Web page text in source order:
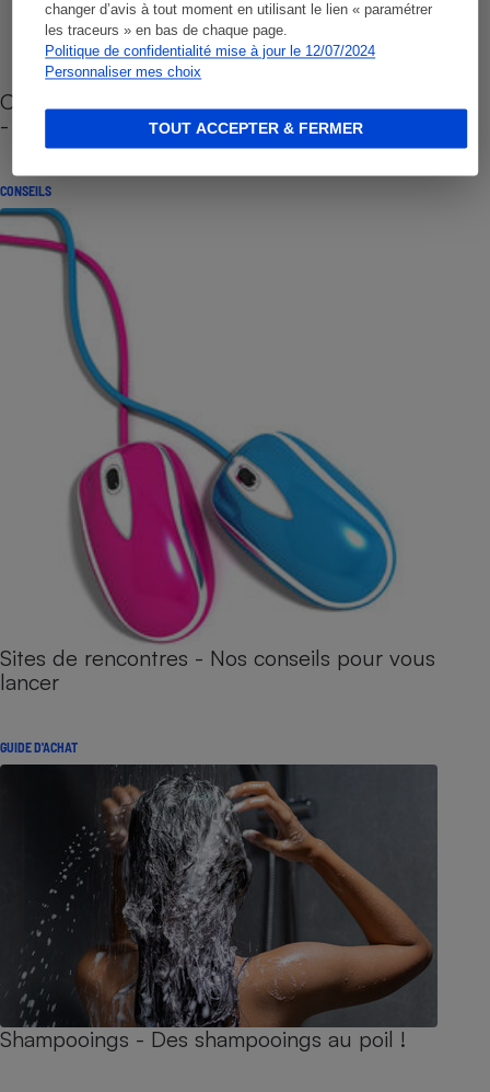
changer d’avis à tout moment en utilisant le lien « paramétrer
les traceurs » en bas de chaque page.
Politique de confidentialité mise à jour le 12/07/2024
Personnaliser mes choix
TOUT ACCEPTER & FERMER
Cafetière à capsules zéro déchet CoffeeB (vidéo)
- Premières impressions
CONSEILS
Sites de rencontres - Nos conseils pour vous
lancer
GUIDE D'ACHAT
Shampooings - Des shampooings au poil !